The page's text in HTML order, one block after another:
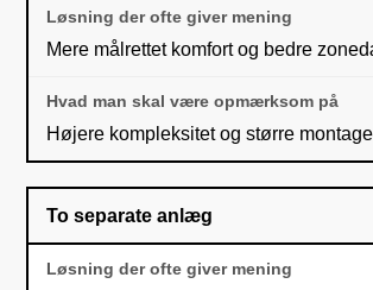
Mere målrettet komfort og bedre
Højere kompleksitet og større
To separate anlæg